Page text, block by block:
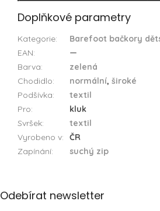
Doplňkové parametry
Kategorie:
Barefoot bačkory
EAN:
—
Barva:
zelená
Chodidlo: normální, široké
Podšívka:
textil
Pro:
kluk
Svršek:
textil
Vyrobeno v:
ČR
Zapínání: suchý zip
Z
Odebírat newsletter